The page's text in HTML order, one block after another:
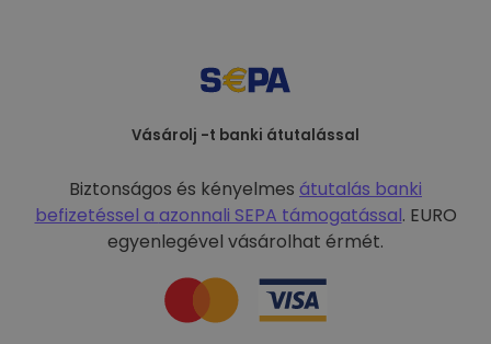
Vásárolj -t banki átutalással
Biztonságos és kényelmes átutalás banki
befizetéssel a azonnali SEPA támogatással. EURO
egyenlegével vásárolhat érmét.